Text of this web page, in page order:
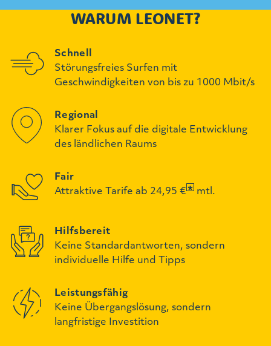
WARUM LEONET?
Schnell
Störungsfreies Surfen mit
Geschwindigkeiten von bis zu 1000 Mbit/s
Regional
Klarer Fokus auf die digitale Entwicklung
des ländlichen Raums
Fair
Attraktive Tarife ab 24,95 €
mtl.
Hilfsbereit
Keine Standardantworten, sondern
individuelle Hilfe und Tipps
Leistungsfähig
Keine Übergangslösung, sondern
langfristige Investition